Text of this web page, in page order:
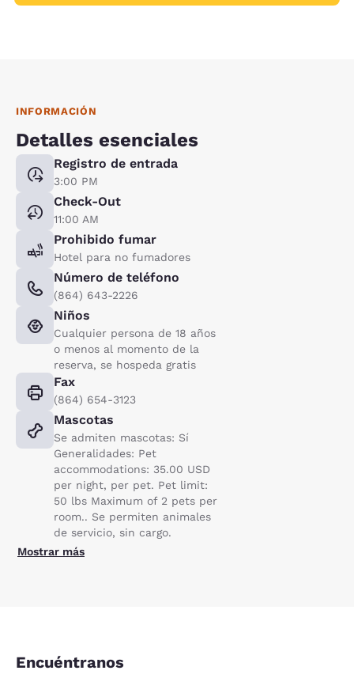
INFORMACIÓN
Detalles esenciales
Registro de entrada
3:00 PM
Check-Out
11:00 AM
Prohibido fumar
Hotel para no fumadores
Número de teléfono
(864) 643-2226
Niños
Cualquier persona de 18 años
o menos al momento de la
reserva, se hospeda gratis
Fax
(864) 654-3123
Mascotas
Se admiten mascotas: Sí
Generalidades: Pet
accommodations: 35.00 USD
per night, per pet. Pet limit:
50 lbs Maximum of 2 pets per
room.. Se permiten animales
de servicio, sin cargo.
Mostrar más
Encuéntranos